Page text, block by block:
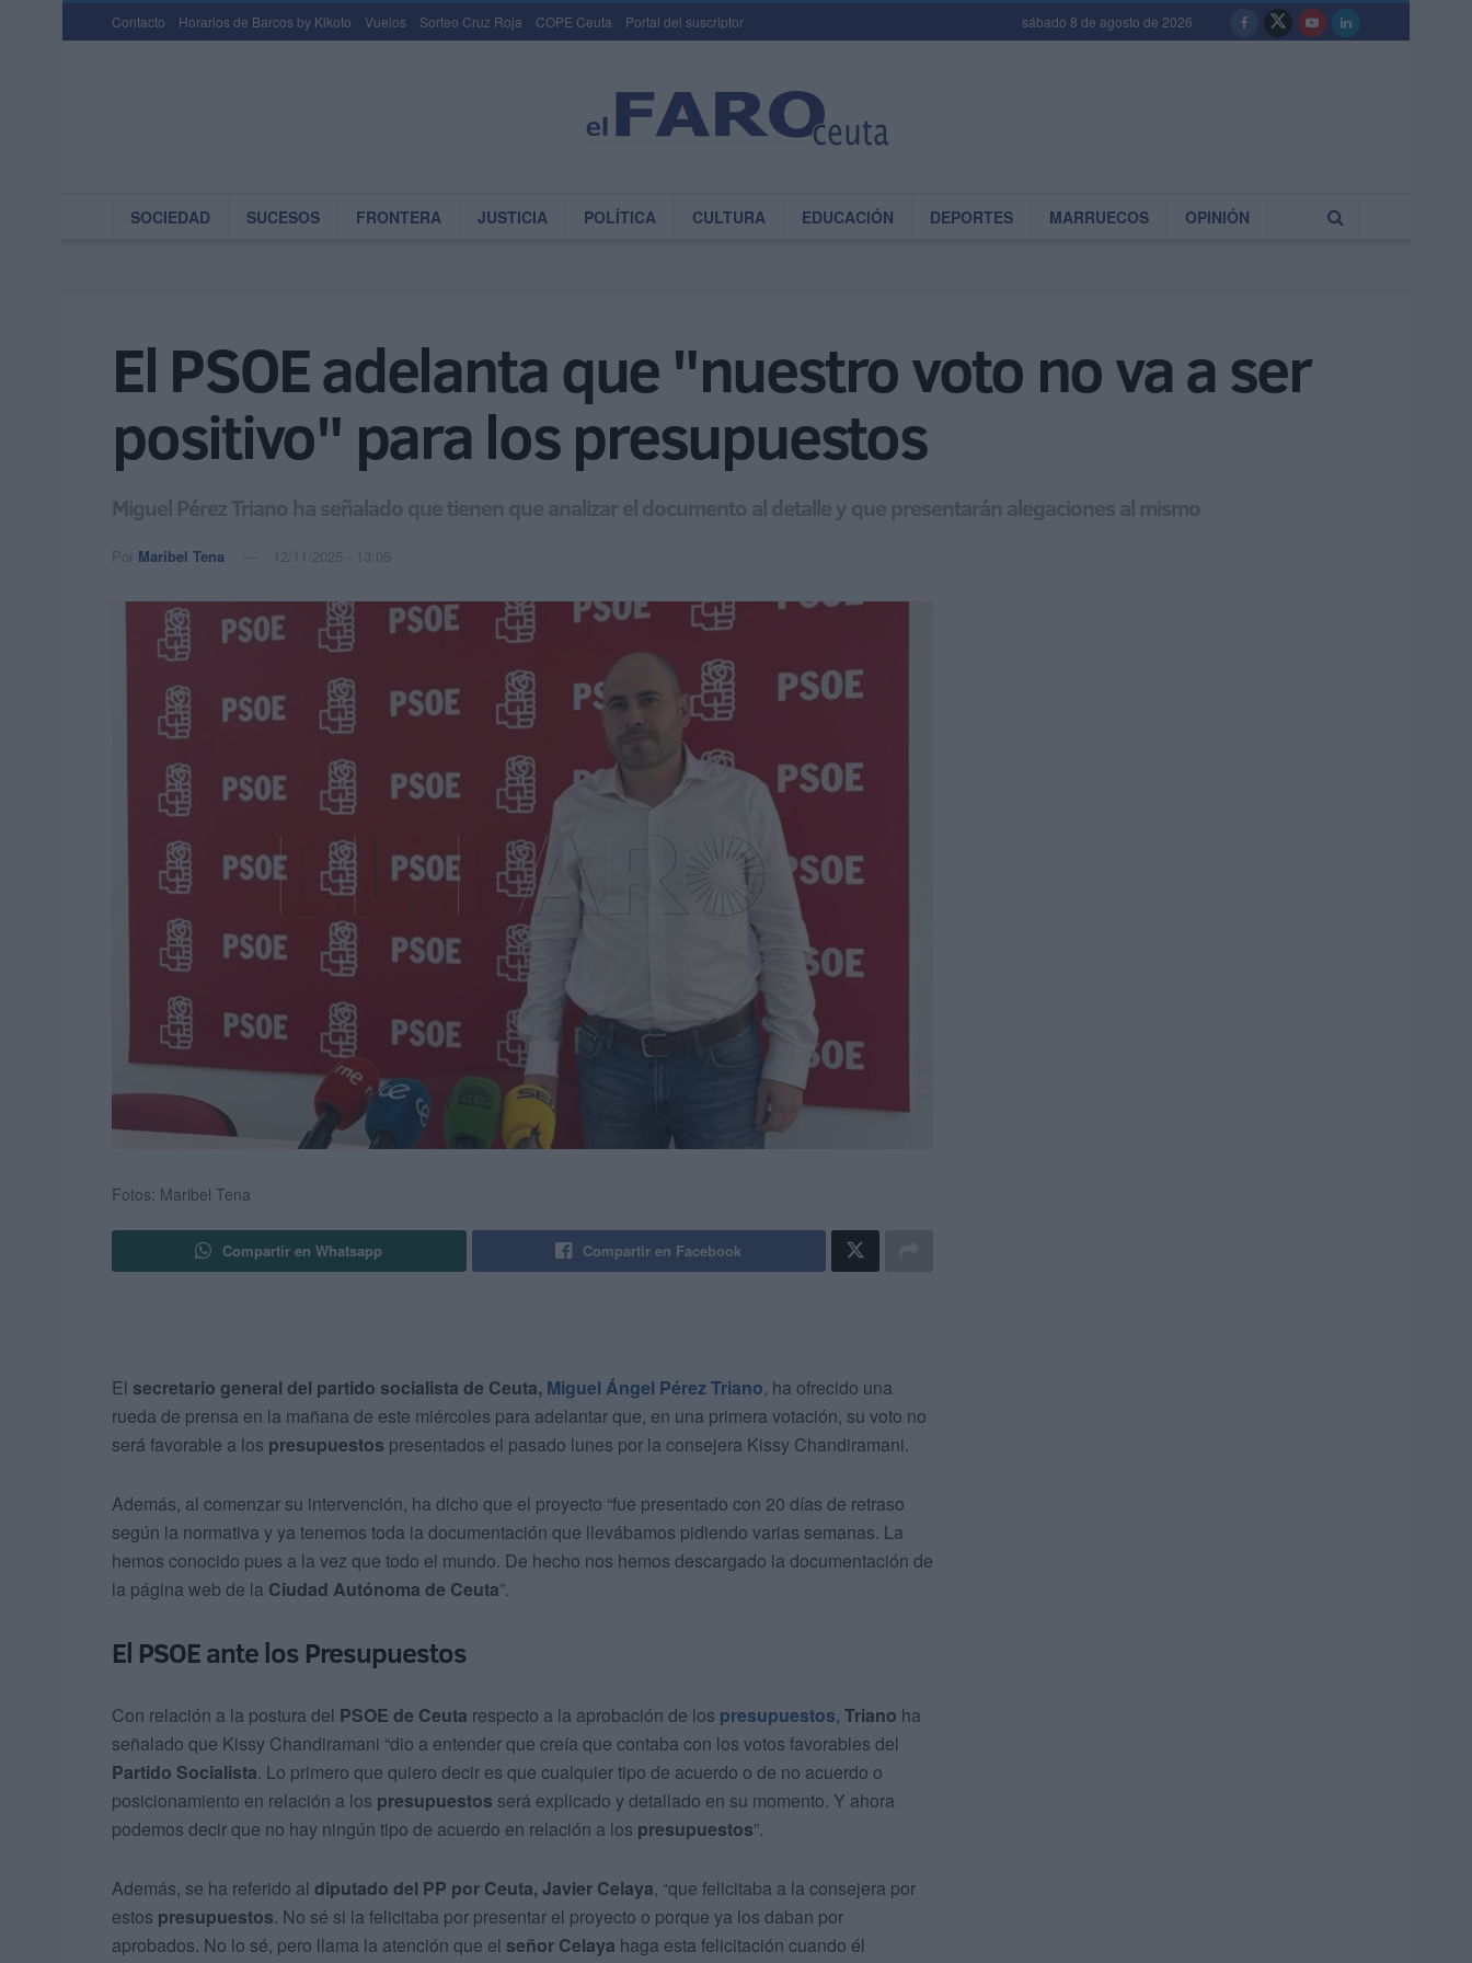
Contacto Horarios de Barcos by Kikoto Vuelos Sorteo Cruz Roja COPE Ceuta Portal del suscriptor sábado 8 de agosto de 2026
SOCIEDAD SUCESOS FRONTERA JUSTICIA POLÍTICA CULTURA EDUCACIÓN DEPORTES MARRUECOS OPINIÓN
El PSOE adelanta que "nuestro voto no va a ser
positivo" para los presupuestos
Miguel Pérez Triano ha señalado que tienen que analizar el documento al detalle y que presentarán alegaciones al mismo
Por Maribel Tena 12/11/2025 - 13:05
Fotos: Maribel Tena
Compartir en Whatsapp Compartir en Facebook
El secretario general del partido socialista de Ceuta, Miguel Ángel Pérez Triano, ha ofrecido una
rueda de prensa en la mañana de este miércoles para adelantar que, en una primera votación, su voto no
será favorable a los presupuestos presentados el pasado lunes por la consejera Kissy Chandiramani.
Además, al comenzar su intervención, ha dicho que el proyecto “fue presentado con 20 días de retraso
según la normativa y ya tenemos toda la documentación que llevábamos pidiendo varias semanas. La
hemos conocido pues a la vez que todo el mundo. De hecho nos hemos descargado la documentación de
la página web de la Ciudad Autónoma de Ceuta”.
El PSOE ante los Presupuestos
Con relación a la postura del PSOE de Ceuta respecto a la aprobación de los presupuestos, Triano ha
señalado que Kissy Chandiramani “dio a entender que creía que contaba con los votos favorables del
Partido Socialista. Lo primero que quiero decir es que cualquier tipo de acuerdo o de no acuerdo o
posicionamiento en relación a los presupuestos será explicado y detallado en su momento. Y ahora
podemos decir que no hay ningún tipo de acuerdo en relación a los presupuestos”.
Además, se ha referido al diputado del PP por Ceuta, Javier Celaya, “que felicitaba a la consejera por
estos presupuestos. No sé si la felicitaba por presentar el proyecto o porque ya los daban por
aprobados. No lo sé, pero llama la atención que el señor Celaya haga esta felicitación cuando él